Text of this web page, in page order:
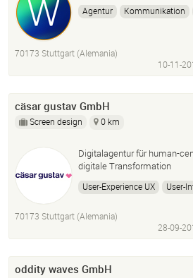
Agentur Kommunikation
70173 Stuttgart (Alemania)
10-11-
cäsar gustav GmbH
Screen design 0 km
Digitalagentur für human-
digitale Transformation
User-Experience UX User-
E-Commerce
70173 Stuttgart (Alemania)
28-09-
oddity waves GmbH